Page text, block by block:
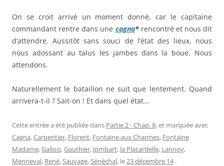
On se croit arrivé un moment donné, car le capitaine
commandant rentre dans une cagna*rencontré et nous dit
d’attendre. Aussitôt sans souci de l’état des lieux, nous
nous adossant au talus les jambes dans la boue. Nous
attendons.
Naturellement le bataillon ne suit que lentement. Quand
arrivera-t-il ? Sait-on ! Et dans quel état…
Cette entrée a été publiée dans Partie 2 - Chap. 8, et marquée avec
Cagna,Carpentier, Florent, Fontaine aux Charmes, Fontaine
Madame,Gallois,Gauthier, Jombart, la Placardelle, Lannoy,
Menneval, René,Sauvage,Sénéchal, le23 décembre 14 .